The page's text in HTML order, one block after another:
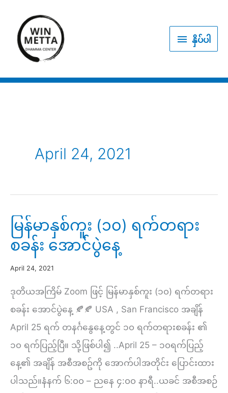
content
နှိပ် နှိပ်ပါ
April 24, 2021
မြန်မာနှစ်ကူး (၁၀) ရက်တရား
စခန်း အောင်ပွဲနေ့
April 24, 2021
ဒုတိယအကြိမ် Zoom ဖြင့် မြန်မာနှစ်ကူး (၁၀) ရက်တရား
စခန်း အောင်ပွဲနေ့ 🍂🍂 USA , San Francisco အချိန်
April 25 ရက် တနင်္ဂနွေနေ့တွင် ၁၀ ရက်တရားစခန်း ၏
၁၀ ရက်ပြည့်ပြီ။ သို့ဖြစ်ပါ၍ ..April 25 – ၁၀ရက်ပြည့်
နေ့၏ အချိန် အစီအစဥ်ကို အောက်ပါအတိုင်း ပြောင်းထား
ပါသည်။နံနက် ၆:၀၀ – ညနေ ၄:၀၀ နာရီ..ယခင် အစီအစဉ်